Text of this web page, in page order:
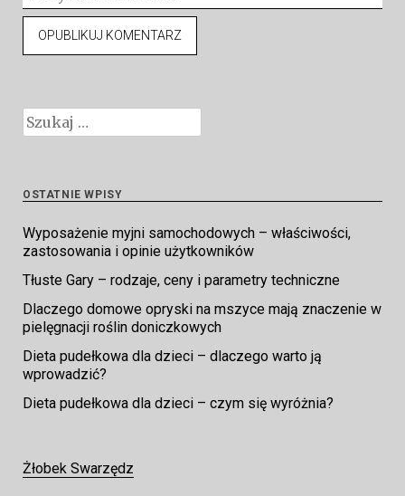
Szukaj:
OSTATNIE WPISY
Wyposażenie myjni samochodowych – właściwości,
zastosowania i opinie użytkowników
Tłuste Gary – rodzaje, ceny i parametry techniczne
Dlaczego domowe opryski na mszyce mają znaczenie w
pielęgnacji roślin doniczkowych
Dieta pudełkowa dla dzieci – dlaczego warto ją
wprowadzić?
Dieta pudełkowa dla dzieci – czym się wyróżnia?
Żłobek Swarzędz